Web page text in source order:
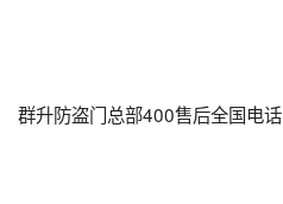
群升防盗门总部400售后全国电话